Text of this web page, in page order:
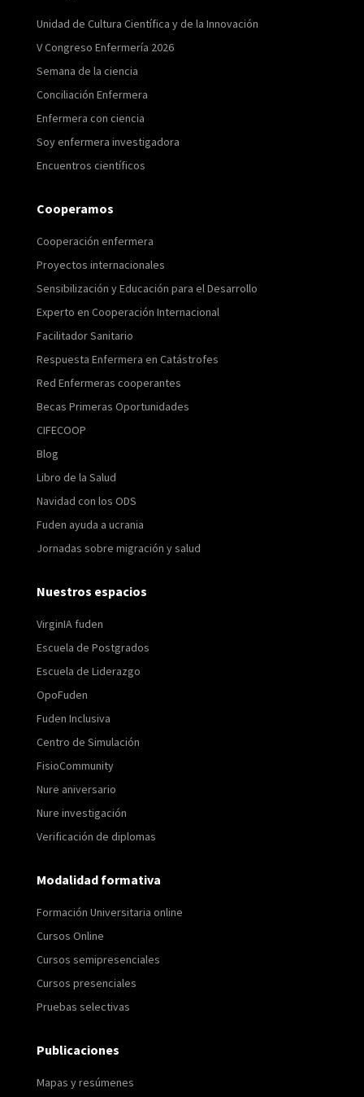
Unidad de Cultura Científica y de la Innovación
V Congreso Enfermería 2026
Semana de la ciencia
Conciliación Enfermera
Enfermera con ciencia
Soy enfermera investigadora
Encuentros científicos
Cooperamos
Cooperación enfermera
Proyectos internacionales
Sensibilización y Educación para el Desarrollo
Experto en Cooperación Internacional
Facilitador Sanitario
Respuesta Enfermera en Catástrofes
Red Enfermeras cooperantes
Becas Primeras Oportunidades
CIFECOOP
Blog
Libro de la Salud
Navidad con los ODS
Fuden ayuda a ucrania
Jornadas sobre migración y salud
Nuestros espacios
VirginIA fuden
Escuela de Postgrados
Escuela de Liderazgo
OpoFuden
Fuden Inclusiva
Centro de Simulación
FisioCommunity
Nure aniversario
Nure investigación
Verificación de diplomas
Modalidad formativa
Formación Universitaria online
Cursos Online
Cursos semipresenciales
Cursos presenciales
Pruebas selectivas
Publicaciones
Mapas y resúmenes